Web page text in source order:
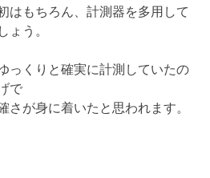
はもちろん、計測器を多用して
ょう。
っくりと確実に計測していたの
で
さが身に着いたと思われます。